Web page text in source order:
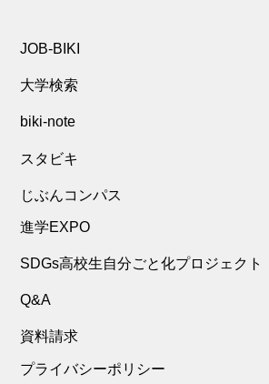
JOB-BIKI
大学検索
biki-note
スタビキ
じぶんコンパス
進学EXPO
SDGs高校生自分ごと化プロジェクト
Q&A
資料請求
プライバシーポリシー